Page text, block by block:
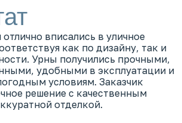
вписались в уличное
как по дизайну, так и
Урны получились прочными,
удобными в эксплуатации и
условиям. Заказчик
решение с качественным
отделкой.